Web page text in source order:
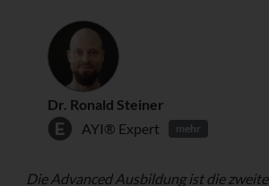
Dr. Ronald Steiner
AYI® Expert
mehr
Die Advanced Ausbildung ist die zweite